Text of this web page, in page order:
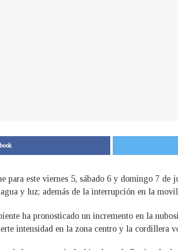
este viernes 5, sábado 6 y domingo 7 de
y luz; además de la interrupción en la
ha pronosticado un incremento en la
intensidad en la zona centro y la cordillera